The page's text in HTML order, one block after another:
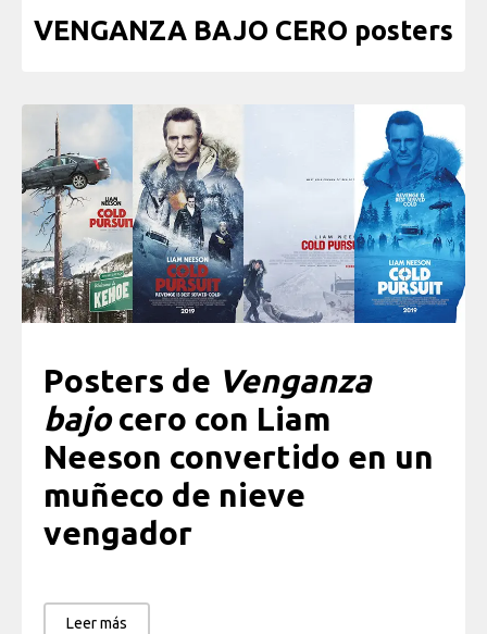
VENGANZA BAJO CERO posters
Posters de Venganza
bajocero con Liam
Neeson convertido en un
muñeco de nieve
vengador
Leer más